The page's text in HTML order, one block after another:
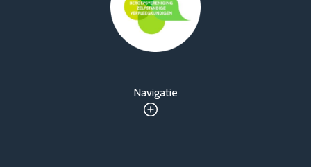
Navigatie